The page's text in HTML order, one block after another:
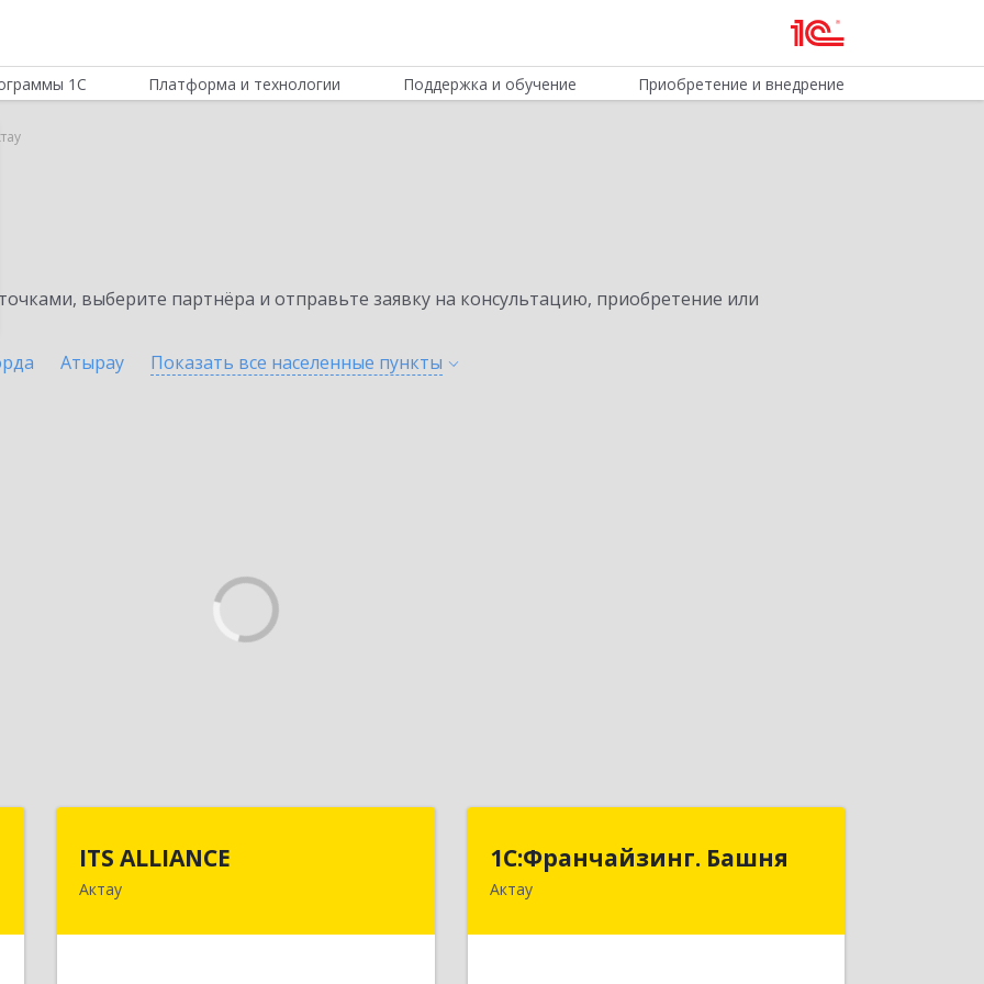
1С Платформа и технологии Поддержка и обучение Приобретение и внедрение
выберите партнёра и отправьте заявку на консультацию, приобретение или
Атырау Показать все населенные пункты
ITS ALLIANCE
Актау
1С:Франчайзинг. Башня
Актау
1С:Франчайзинг. Башня
РК, Мангистауская обл., г. Актау, 2